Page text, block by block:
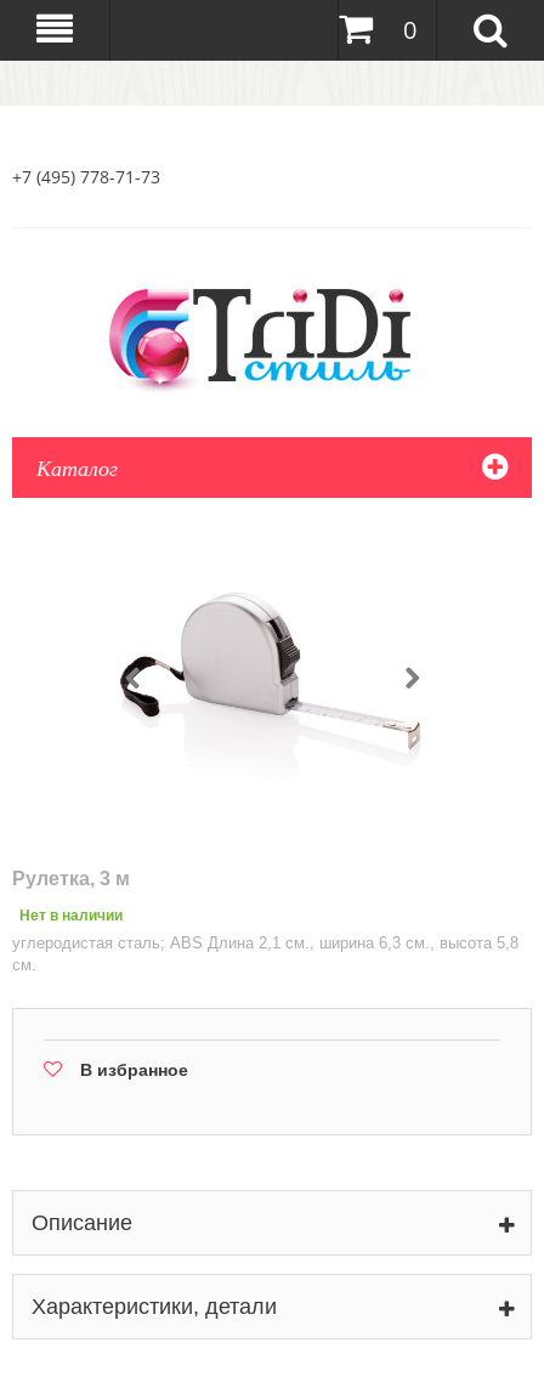
0
+7 (495) 778-71-73
Каталог
Рулетка, 3 м
Нет в наличии
углеродистая сталь; ABS Длина 2,1 см., ширина 6,3 см., высота 5,8
см.
В избранное
Описание
Характеристики, детали